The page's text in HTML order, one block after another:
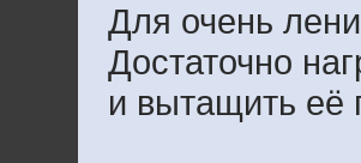
Для очень
Достаточно
и вытащить её